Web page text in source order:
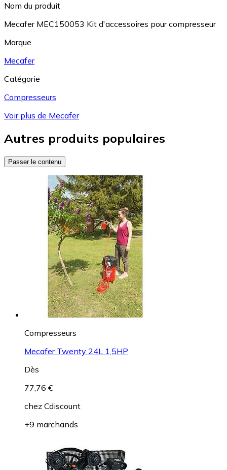
Nom du produit
Mecafer MEC150053 Kit d'accessoires pour compresseur
Marque
Mecafer
Catégorie
Compresseurs
Voir plus de Mecafer
Autres produits populaires
Passer le contenu
Compresseurs
Mecafer Twenty 24L 1,5HP
Dès
77,76 €
chez Cdiscount
+9 marchands